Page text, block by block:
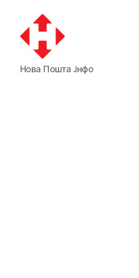
Новая
почта
Нова Пошта .інфо